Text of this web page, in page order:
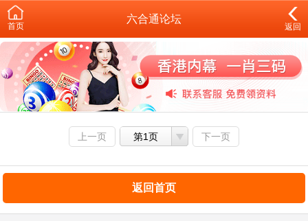
首页
六合通论坛
返回
上一页 第1页 下一页
返回首页